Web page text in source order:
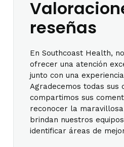
reseñas
En Southcoast Health,
ofrecer una atención
junto con una
Agradecemos todas sus
compartimos sus
reconocer la
brindan nuestros
identificar áreas de